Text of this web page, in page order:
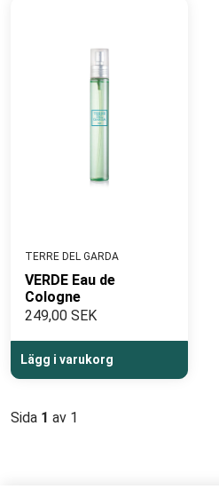
TERRE DEL GARDA
VERDE Eau de
Cologne
249,00 SEK
Lägg i varukorg
Sida 1 av 1